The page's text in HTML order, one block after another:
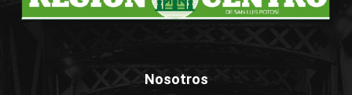
Nosotros